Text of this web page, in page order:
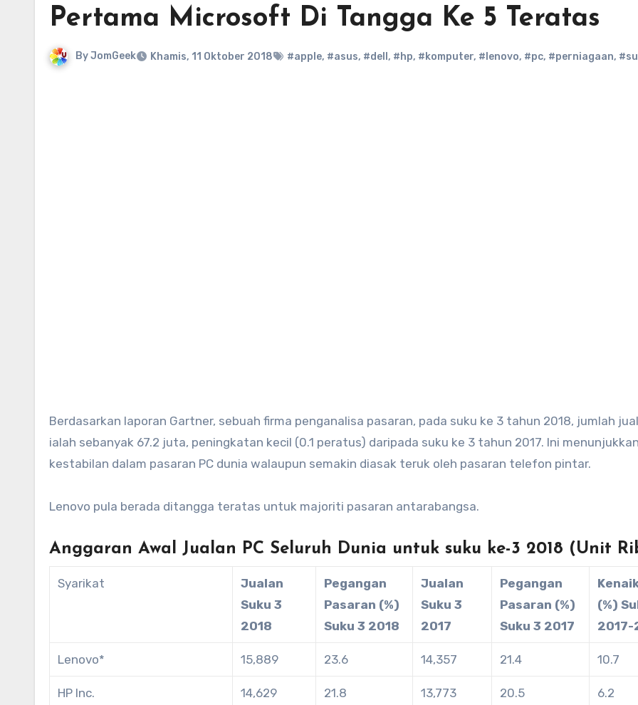
Pertama Microsoft Di Tangga Ke 5 Teratas
By JomGeek Khamis, 11 Oktober 2018 #apple ,#asus ,#dell ,#hp ,#komputer ,#lenovo ,#pc ,#perniagaan ,
Berdasarkan laporan Gartner, sebuah firma penganalisa pasaran, pada suku ke 3 tahun 2018, jumlah jualan PC
ialah sebanyak 67.2 juta, peningkatan kecil (0.1 peratus) daripada suku ke 3 tahun 2017. Ini
kestabilan dalam pasaran PC dunia walaupun semakin diasak teruk oleh pasaran telefon pintar.
Lenovo pula berada ditangga teratas untuk majoriti pasaran antarabangsa.
Anggaran Awal Jualan PC Seluruh Dunia untuk suku ke-3 2018 (Unit
Syarikat
Jualan
Suku 3
2018
Pegangan
Pasaran (%)
Suku 3 2018
Jualan
Suku 3
2017
Pegangan
Pasaran (%)
Suku 3 2017
(%)
2017-
Lenovo* 15,889 23.6 14,357 21.4 10.7
HP Inc. 14,629 21.8 13,773 20.5 6.2